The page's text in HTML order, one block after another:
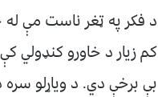
د فکر په ټغر ناست مې له
کم زیار د خاورو
بې برخې دي. د ویاړلو